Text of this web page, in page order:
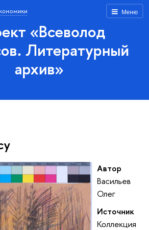
Меню
«Всеволод
Литературный
архив»
Автор
Васильев
Олег
Источник
Коллекция